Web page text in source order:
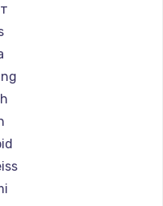
датчика